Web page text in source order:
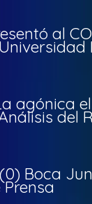
al
agónica
del
(0) Boca